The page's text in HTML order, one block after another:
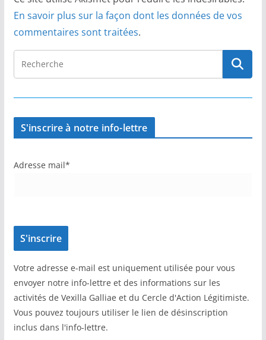
En savoir plus sur la façon dont les données de vos
commentaires sont traitées.
S'inscrire à notre info-lettre
Adresse mail*
Votre adresse e-mail est uniquement utilisée pour vous
envoyer notre info-lettre et des informations sur les
activités de Vexilla Galliae et du Cercle d'Action Légitimiste.
Vous pouvez toujours utiliser le lien de désinscription
inclus dans l'info-lettre.